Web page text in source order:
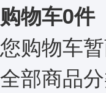
购物车0件
您购物车
全部商品